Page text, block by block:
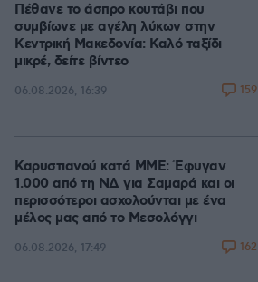
Πέθανε το άσπρο κουτάβι που
συμβίωνε με αγέλη λύκων στην
Κεντρική Μακεδονία: Καλό ταξίδι
μικρέ, δείτε βίντεο
06.08.2026, 16:39 159
Καρυστιανού κατά ΜΜΕ: Έφυγαν
1.000 από τη ΝΔ για Σαμαρά και οι
περισσότεροι ασχολούνται με ένα
μέλος μας από το Μεσολόγγι
06.08.2026, 17:49 162